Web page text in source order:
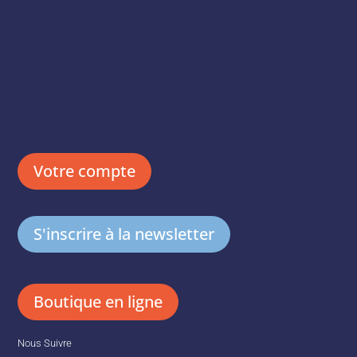
Votre compte
S'inscrire à la newsletter
Boutique en ligne
Nous Suivre